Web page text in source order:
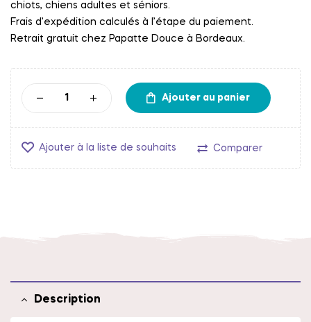
chiots, chiens adultes et séniors.
Frais d’expédition calculés à l’étape du paiement.
Retrait gratuit chez Papatte Douce à Bordeaux.
Ajouter au panier
Ajouter à la liste de souhaits Comparer
Description